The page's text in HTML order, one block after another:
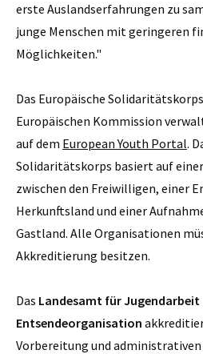
erste Auslandserfahrungen zu
junge Menschen mit geringeren
Möglichkeiten."
Das Europäische
Europäischen Kommission
auf dem European Youth Portal.
Solidaritätskorps basiert auf
zwischen den Freiwilligen, einer
Herkunftsland und einer
Gastland. Alle Organisationen
Akkreditierung besitzen.
Das Landesamt für Jugendarbeit
Entsendeorganisation
Vorbereitung und administrativen